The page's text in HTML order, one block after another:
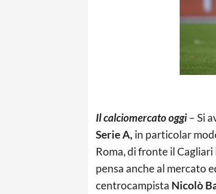
Il calciomercato oggi – Si
Serie A, in particolar
Roma, di fronte il
pensa anche al mercato
centrocampista Nicolò